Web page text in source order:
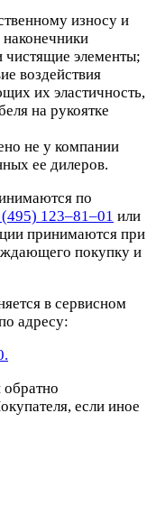
износу и
чистящие элементы;
воздействия
их эластичность,
на рукоятке
не у компании
ее дилеров.
по
123–81–01 или
принимаются при
покупку и
в сервисном
адресу:
если иное